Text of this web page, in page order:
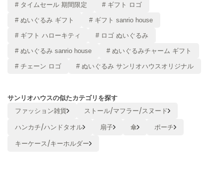
スニーカーズ バイ エミ
Snow Peak
スノーピーク
SNIDEL
SNIDEL HOME
スナイデル ホーム
SOFER
ソフェル
# タイムセール 期間限定 # ギフト ロゴ
# ぬいぐるみ ギフト # ギフト sanrio house
# ギフト ハローキティ # ロゴ ぬいぐるみ
# ぬいぐるみ sanrio house # ぬいぐるみチャーム ギフト
# チェーン ロゴ # ぬいぐるみ サンリオハウスオリジナル
サンリオハウスの似たカテゴリを探す
ファッション雑貨
ストール/マフラー/スヌード
ハンカチ/ハンドタオル
扇子 傘
ポーチ
キーケース/キーホルダー